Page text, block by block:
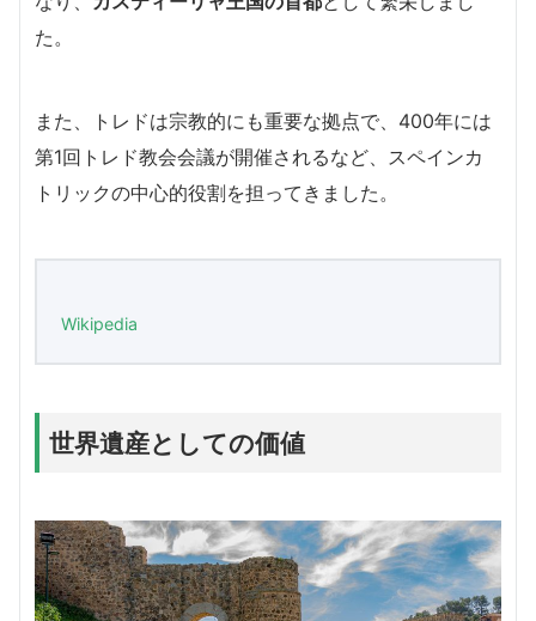
た。
また、トレドは宗教的にも重要な拠点で、400年には
第1回トレド教会会議が開催されるなど、スペインカ
トリックの中心的役割を担ってきました。
Wikipedia
世界遺産としての価値